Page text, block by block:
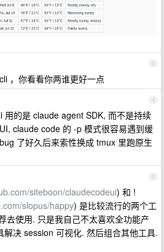
3
，你看看你两谁更好一点
4
用的是 claude agent SDK, 而不是持续
claude code 的 -p 模式很容易遇到缓
了好久后来索性换成 tmux 里跑原生
5
siteboon/claudecodeui) 和 !
slopus/happy) 是比较流行的两个工
去使用. 只是我自己不太喜欢全功能产
解决 session 可视化. 然后组合其他工具.